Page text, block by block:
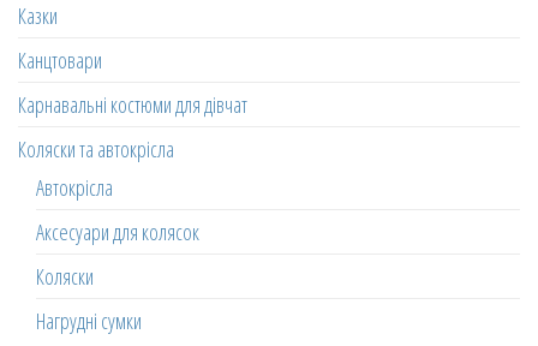
Казки
Канцтовари
Карнавальні костюми для дівчат
Коляски та автокрісла
Автокрісла
Аксесуари для колясок
Коляски
Нагрудні сумки